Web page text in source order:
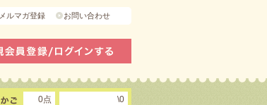
メルマガ登録 お問い合わせ
0点 \0